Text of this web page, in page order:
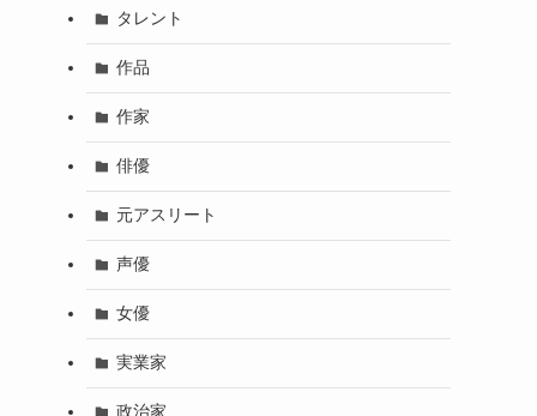
タレント
作品
作家
俳優
元アスリート
声優
女優
実業家
政治家